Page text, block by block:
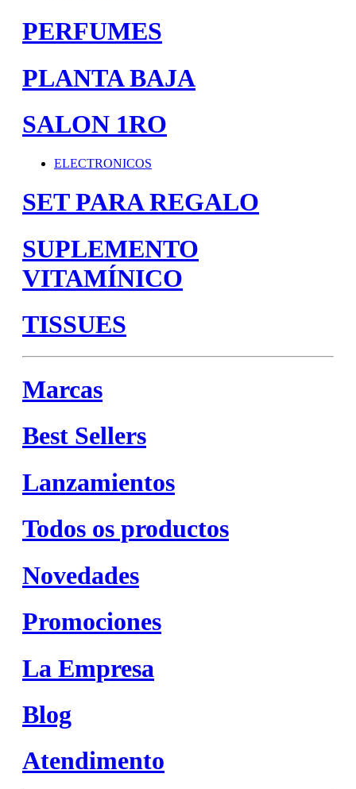
PERFUMES
PLANTA BAJA
SALON 1RO
ELECTRONICOS
SET PARA REGALO
SUPLEMENTO
VITAMÍNICO
TISSUES
Marcas
Best Sellers
Lanzamientos
Todos os productos
Novedades
Promociones
La Empresa
Blog
Atendimento